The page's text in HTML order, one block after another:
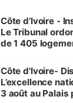
Côte d’Ivoire -
Le Tribunal
de 1 405
Bassam
Côte d'Ivoire-
L’excellence
3 août au